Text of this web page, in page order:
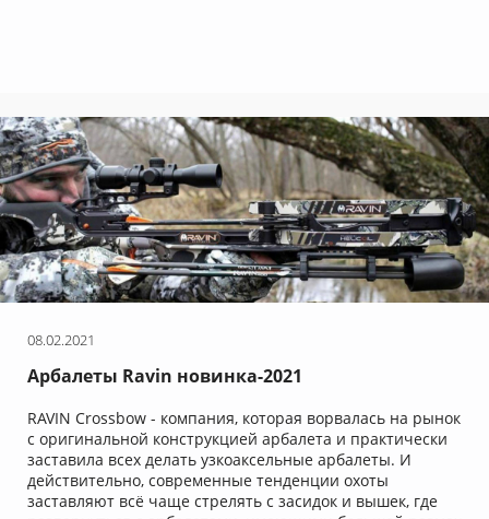
08.02.2021
Арбалеты Ravin новинка-2021
RAVIN Crossbow - компания, которая ворвалась на рынок
с оригинальной конструкцией арбалета и практически
заставила всех делать узкоаксельные арбалеты. И
действительно, современные тенденции охоты
заставляют всё чаще стрелять с засидок и вышек, где